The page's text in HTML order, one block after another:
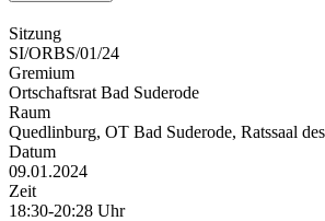
Sitzung
SI/ORBS/01/24
Gremium
Ortschaftsrat Bad Suderode
Raum
Quedlinburg, OT Bad Suderode, Ratssaal
Datum
09.01.2024
Zeit
18:30-20:28 Uhr